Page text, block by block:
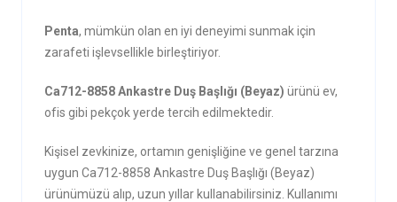
Penta, mümkün olan en iyi deneyimi sunmak için
zarafeti işlevsellikle birleştiriyor.
Ca712-8858 Ankastre Duş Başlığı (Beyaz) ürünü ev,
ofis gibi pekçok yerde tercih edilmektedir.
Kişisel zevkinize, ortamın genişliğine ve genel tarzına
uygun Ca712-8858 Ankastre Duş Başlığı (Beyaz)
ürünümüzü alıp, uzun yıllar kullanabilirsiniz. Kullanımı